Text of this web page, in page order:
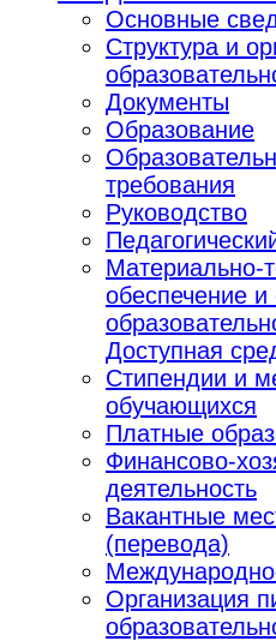
Основные
Структура и
Документы
Образование
требования
Руководство
Материально-
обеспечение
Доступная
Стипендии и
обучающихся
Платные
Финансово-
деятельность
Вакантные
(перевода)
Организация